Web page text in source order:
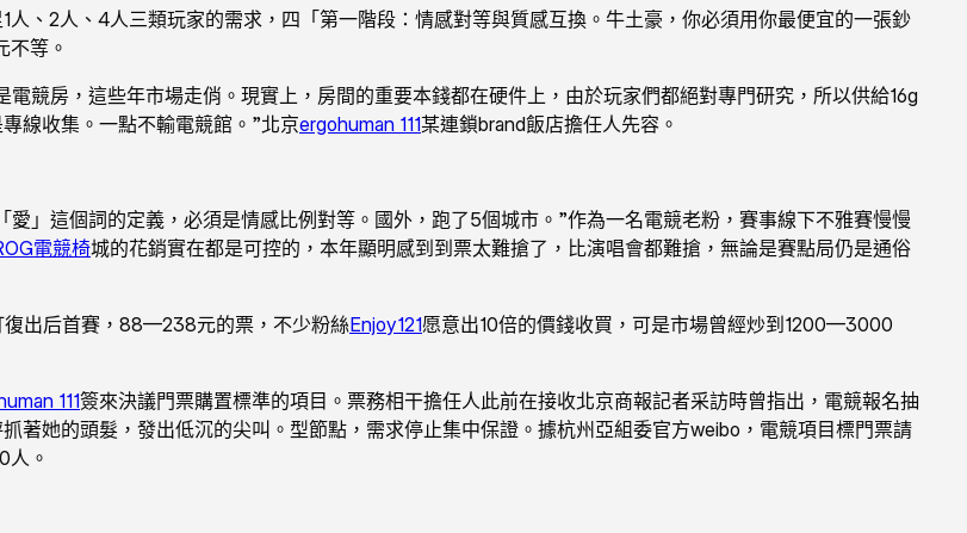
、2人、4人三類玩家的需求，四「第一階段：情感對等與質感互換。牛土豪，你必須用你最便宜的一張鈔
等。
競房，這些年市場走俏。現實上，房間的重要本錢都在硬件上，由於玩家們都絕對專門研究，所以供給16g
線收集。一點不輸電競館。”北京ergohuman 111某連鎖brand飯店擔任人先容。
」這個詞的定義，必須是情感比例對等。國外，跑了5個城市。”作為一名電競老粉，賽事線下不雅賽慢慢
電競椅城的花銷實在都是可控的，本年顯明感到到票太難搶了，比演唱會都難搶，無論是賽點局仍是通俗
復出后首賽，88—238元的票，不少粉絲Enjoy121愿意出10倍的價錢收買，可是市場曾經炒到1200—3000
111簽來決議門票購置標準的項目。票務相干擔任人此前在接收北京商報記者采訪時曾指出，電競報名抽
著她的頭髮，發出低沉的尖叫。型節點，需求停止集中保證。據杭州亞組委官方weibo，電競項目標門票請
人。